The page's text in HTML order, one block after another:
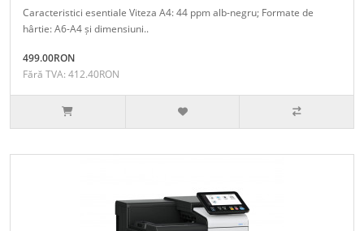
Caracteristici esentiale Viteza A4: 44 ppm alb-negru; Formate de
hârtie: A6-A4 și dimensiuni..
499.00RON
Fără TVA: 412.40RON